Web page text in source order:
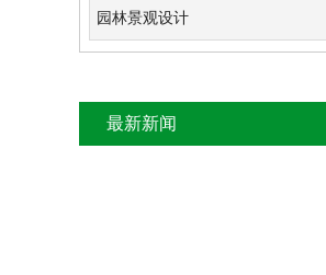
园林景观设计
最新新闻